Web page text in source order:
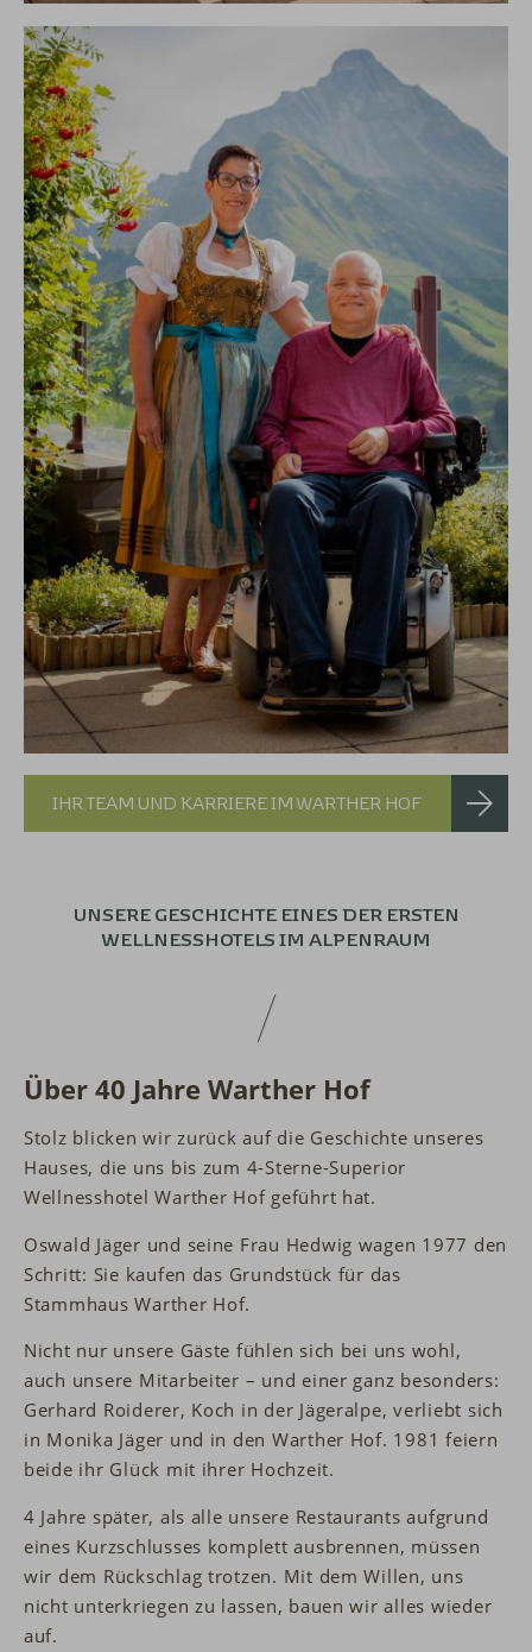
IHR TEAM UND KARRIERE IM WARTHER HOF
UNSERE GESCHICHTEEINES DER ERSTEN
WELLNESSHOTELS IM ALPENRAUM
Über 40 Jahre Warther Hof
Stolz blicken wir zurück auf die Geschichte unseres
Hauses, die uns bis zum 4-Sterne-Superior
Wellnesshotel Warther Hof geführt hat.
Oswald Jäger und seine Frau Hedwig wagen 1977 den
Schritt: Sie kaufen das Grundstück für das
Stammhaus Warther Hof.
Nicht nur unsere Gäste fühlen sich bei uns wohl,
auch unsere Mitarbeiter – und einer ganz besonders:
Gerhard Roiderer, Koch in der Jägeralpe, verliebt sich
in Monika Jäger und in den Warther Hof. 1981 feiern
beide ihr Glück mit ihrer Hochzeit.
4 Jahre später, als alle unsere Restaurants aufgrund
eines Kurzschlusses komplett ausbrennen, müssen
wir dem Rückschlag trotzen. Mit dem Willen, uns
nicht unterkriegen zu lassen, bauen wir alles wieder
auf.